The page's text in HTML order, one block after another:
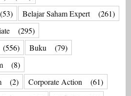
(53) Belajar Saham Expert
(261)
(295)
(556) Buku
(79)
(8)
(2) Corporate Action
(61)